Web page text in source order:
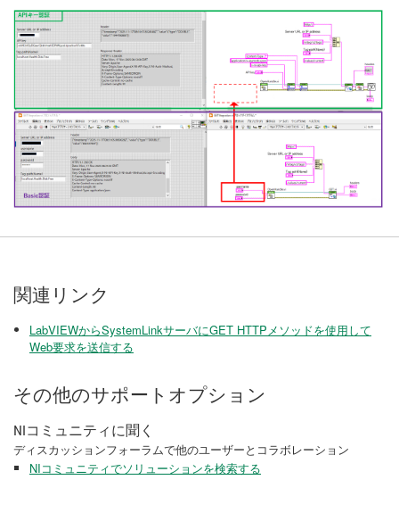
関連リンク
LabVIEWからSystemLinkサーバにGET HTTPメソッドを使用して
Web要求を送信する
その他のサポートオプション
NIコミュニティに聞く
ディスカッションフォーラムで他のユーザーとコラボレーション
NIコミュニティでソリューションを検索する